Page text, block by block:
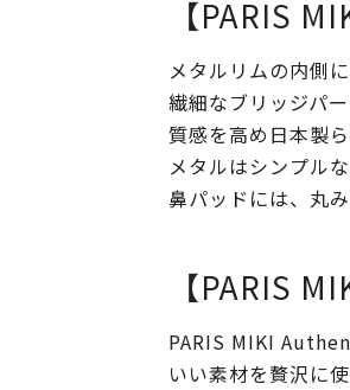
【PARIS
メタルリムの内側
繊細なブリッジパ
質感を高め日本製
メタルはシンプル
鼻パッドには、丸
【PARIS
PARIS MIKI
いい素材を贅沢に